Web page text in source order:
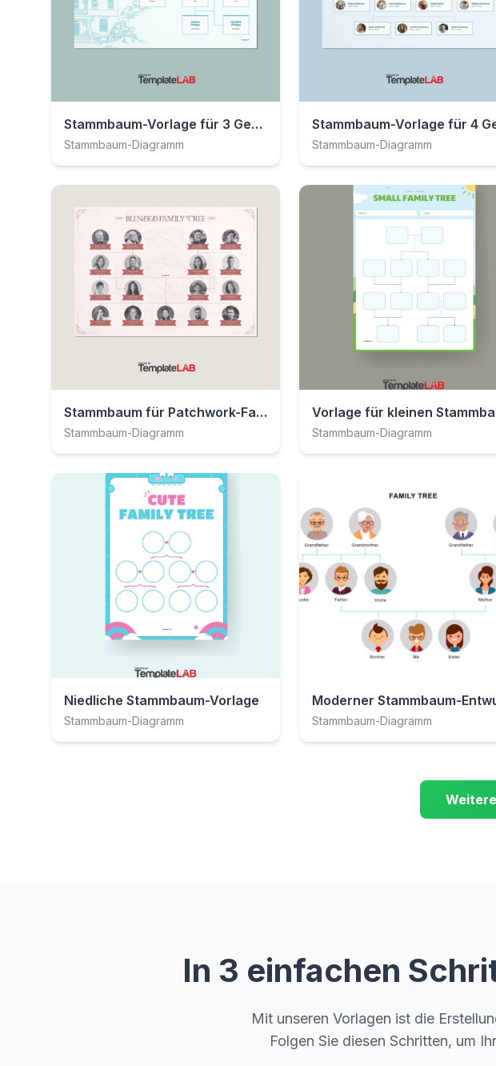
Stammbaum-Vorlage für 3 Generationen
Stammbaum-Diagramm Stammbaum-Diagramm
Stammbaum für Patchwork-Familien
Stammbaum-Diagramm
Vorlage für kleinen
Stammbaum-Diagramm
Niedliche Stammbaum-Vorlage
Stammbaum-Diagramm
Moderner Stammbaum-
Stammbaum-Diagramm
In 3 einfachen
Mit unseren Vorlagen ist die
Folgen Sie diesen Schritten, um